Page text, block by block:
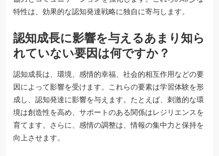
特性は、効果的な認知発達戦略に独自に寄与します。
認知成長に影響を与えるあまり知ら
れていない要因は何ですか？
認知成長は、環境、感情的幸福、社会的相互作用などの要
因によって影響を受けます。これらの要素は学習体験を形
成し、認知発達に影響を与えます。たとえば、刺激的な環
境は創造性を高め、サポートのある関係はレジリエンスを
育てます。さらに、感情の調整は、情報の集中力と保持を
向上させます。